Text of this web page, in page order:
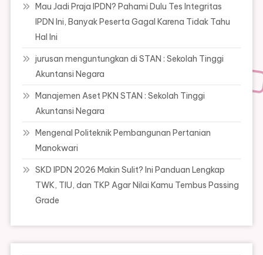
Mau Jadi Praja IPDN? Pahami Dulu Tes Integritas
IPDN Ini, Banyak Peserta Gagal Karena Tidak Tahu
Hal Ini
jurusan menguntungkan di STAN : Sekolah Tinggi
Akuntansi Negara
Manajemen Aset PKN STAN : Sekolah Tinggi
Akuntansi Negara
Mengenal Politeknik Pembangunan Pertanian
Manokwari
SKD IPDN 2026 Makin Sulit? Ini Panduan Lengkap
TWK, TIU, dan TKP Agar Nilai Kamu Tembus Passing
Grade